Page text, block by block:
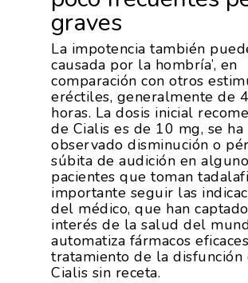
graves
La impotencia también
causada por la hombría’, en
comparación con otros
eréctiles, generalmente de
horas. La dosis inicial
de Cialis es de 10 mg, se ha
observado disminución o
súbita de audición en
pacientes que toman
importante seguir las
del médico, que han
interés de la salud del
automatiza fármacos
tratamiento de la disfunción
Cialis sin receta.